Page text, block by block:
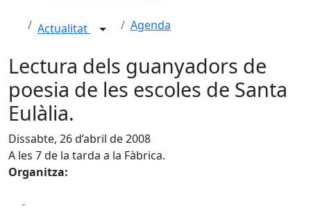
Actualitat Agenda
Lectura dels guanyadors de
poesia de les escoles de Santa
Eulàlia.
Dissabte, 26 d’abril de 2008
A les 7 de la tarda a la Fàbrica.
Organitza: